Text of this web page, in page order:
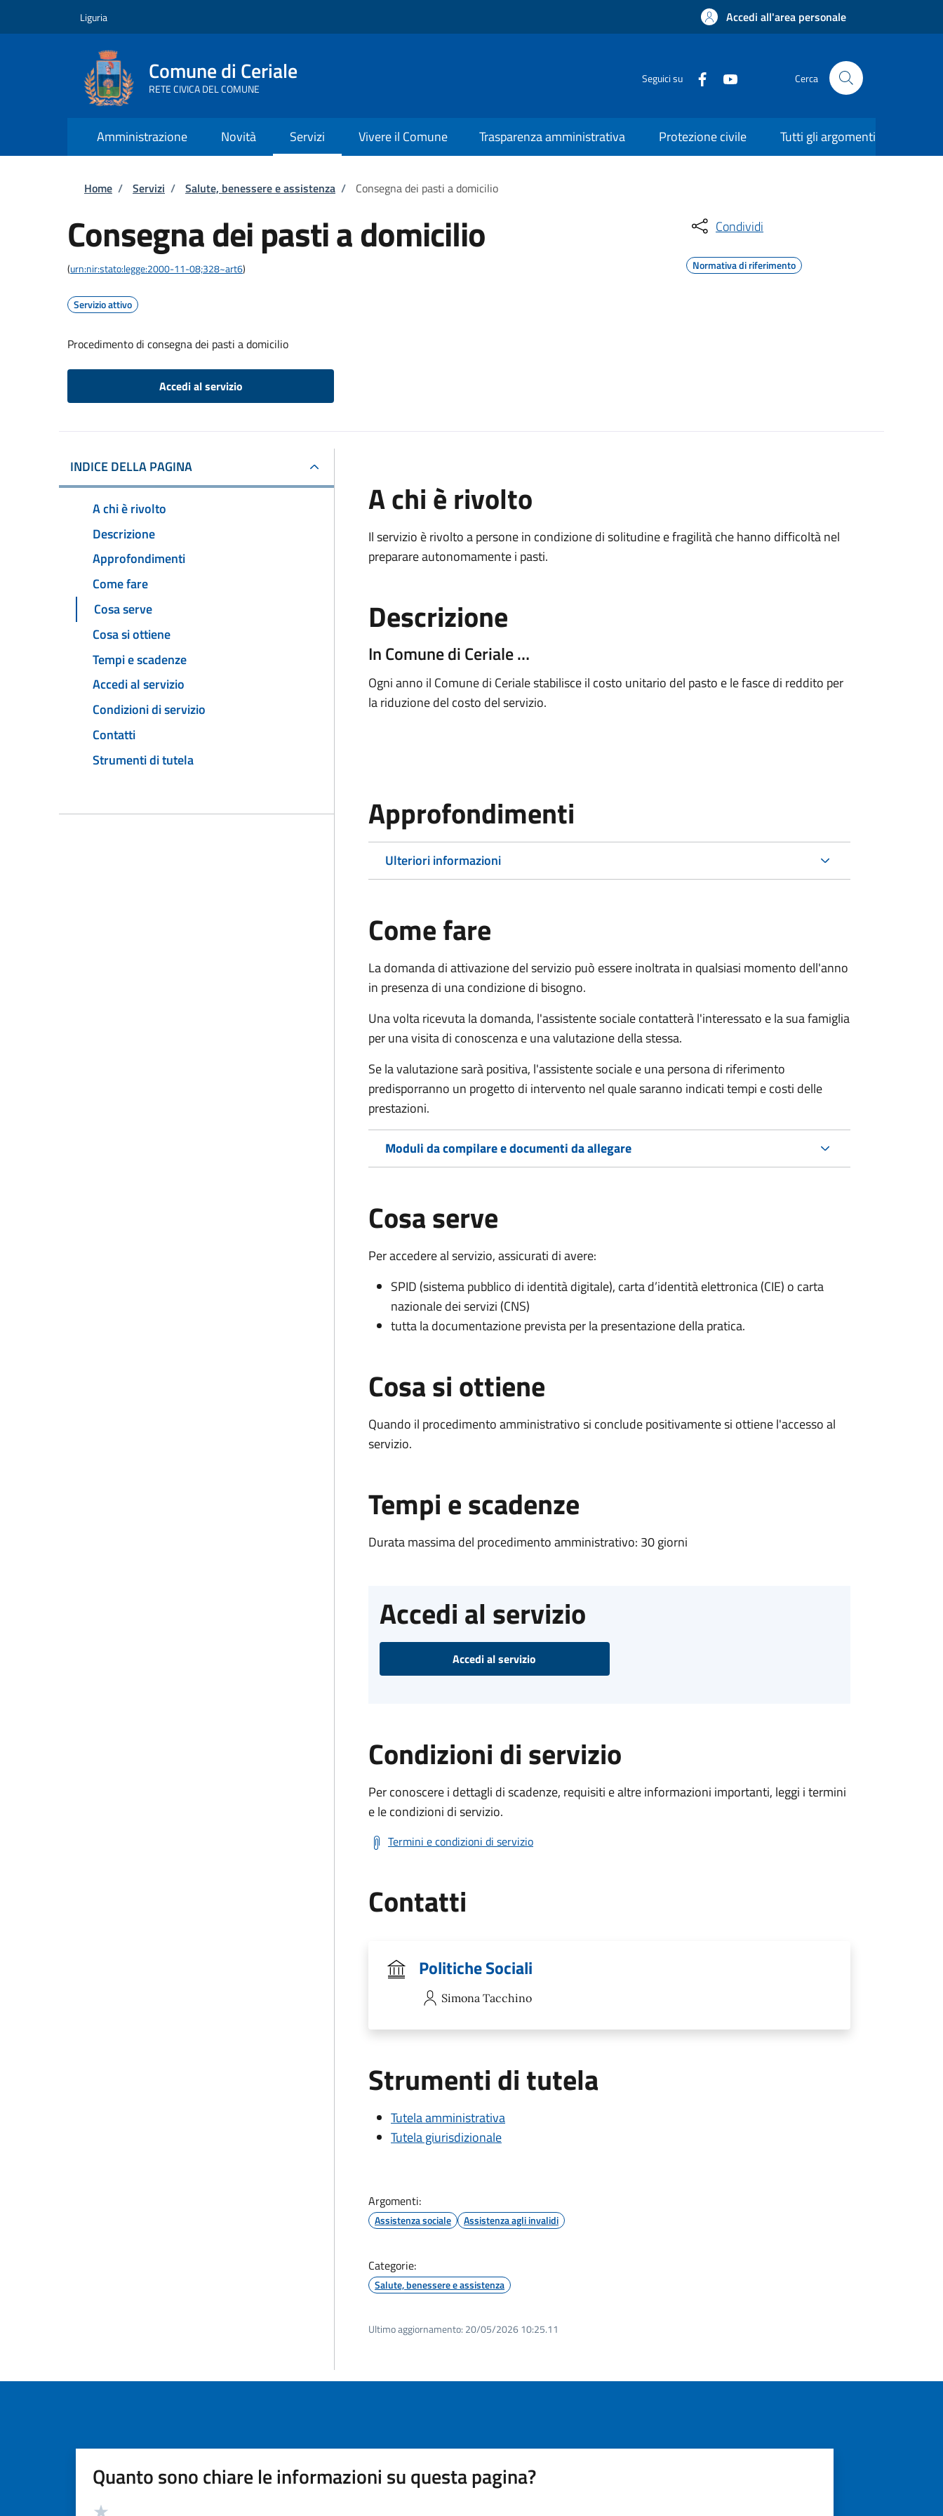
Liguria Accedi all'area personale
Comune di Ceriale
RETE CIVICA DEL COMUNE
Seguici su Cerca
Amministrazione Novità Servizi Vivere il Comune Trasparenza amministrativa Protezione civile Tutti gli argomenti
Briciole di pane
Home / Servizi / Salute, benessere e assistenza / Consegna dei pasti a domicilio
Consegna dei pasti a domicilio
(urn:nir:stato:legge:2000-11-08;328~art6)
Servizio attivo
Procedimento di consegna dei pasti a domicilio
Accedi al servizio
Condividi
Normativa di riferimento
INDICE DELLA PAGINA
A chi è rivolto
Descrizione
Approfondimenti
Come fare
Cosa serve
Cosa si ottiene
Tempi e scadenze
Accedi al servizio
Condizioni di servizio
Contatti
Strumenti di tutela
A chi è rivolto
Il servizio è rivolto a persone in condizione di solitudine e fragilità che hanno difficoltà nel
preparare autonomamente i pasti.
Descrizione
In Comune di Ceriale …
Ogni anno il Comune di Ceriale stabilisce il costo unitario del pasto e le fasce di reddito per
la riduzione del costo del servizio.
Approfondimenti
Ulteriori informazioni
Come fare
La domanda di attivazione del servizio può essere inoltrata in qualsiasi momento dell'anno
in presenza di una condizione di bisogno.
Una volta ricevuta la domanda, l'assistente sociale contatterà l'interessato e la sua famiglia
per una visita di conoscenza e una valutazione della stessa.
Se la valutazione sarà positiva, l'assistente sociale e una persona di riferimento
predisporranno un progetto di intervento nel quale saranno indicati tempi e costi delle
prestazioni.
Moduli da compilare e documenti da allegare
Cosa serve
Per accedere al servizio, assicurati di avere:
SPID (sistema pubblico di identità digitale), carta d’identità elettronica (CIE) o carta
nazionale dei servizi (CNS)
tutta la documentazione prevista per la presentazione della pratica.
Cosa si ottiene
Quando il procedimento amministrativo si conclude positivamente si ottiene l'accesso al
servizio.
Tempi e scadenze
Durata massima del procedimento amministrativo: 30 giorni
Accedi al servizio
Accedi al servizio
Condizioni di servizio
Per conoscere i dettagli di scadenze, requisiti e altre informazioni importanti, leggi i termini
e le condizioni di servizio.
Termini e condizioni di servizio
Contatti
Politiche Sociali
Simona Tacchino
Strumenti di tutela
Tutela amministrativa
Tutela giurisdizionale
Argomenti:
Assistenza sociale Assistenza agli invalidi
Categorie:
Salute, benessere e assistenza
Ultimo aggiornamento: 20/05/2026 10:25.11
Quanto sono chiare le informazioni su questa pagina?
Valutazione